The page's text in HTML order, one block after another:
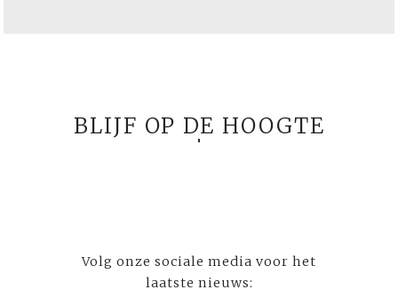
BLIJF OP DE HOOGTE
Volg onze sociale media voor het
laatste nieuws: